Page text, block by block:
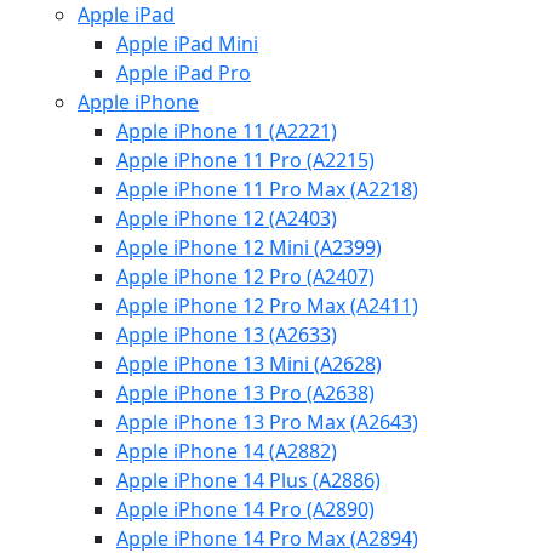
Apple iPad
Apple iPad Mini
Apple iPad Pro
Apple iPhone
Apple iPhone 11 (A2221)
Apple iPhone 11 Pro (A2215)
Apple iPhone 11 Pro Max (A2218)
Apple iPhone 12 (A2403)
Apple iPhone 12 Mini (A2399)
Apple iPhone 12 Pro (A2407)
Apple iPhone 12 Pro Max (A2411)
Apple iPhone 13 (A2633)
Apple iPhone 13 Mini (A2628)
Apple iPhone 13 Pro (A2638)
Apple iPhone 13 Pro Max (A2643)
Apple iPhone 14 (A2882)
Apple iPhone 14 Plus (A2886)
Apple iPhone 14 Pro (A2890)
Apple iPhone 14 Pro Max (A2894)